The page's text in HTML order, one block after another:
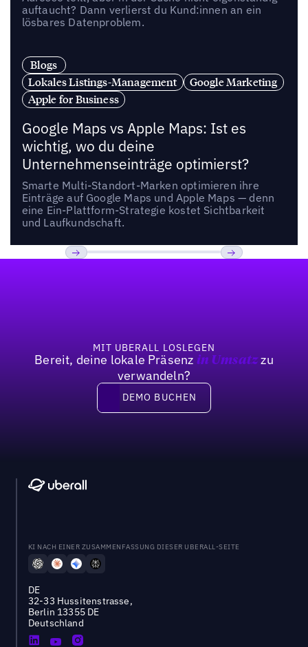
auftaucht? Dann verlierst du Kund:innen an ein
lösbares Datenproblem.
Blogs
Lokales Listings-Management
Google Marketing
Apple for Business
Google Maps vs Apple Maps: Ist es
wichtig, wo du deine
Unternehmenseinträge optimierst?
Smarte Multi-Standort-Marken optimieren ihre
Einträge auf Google Maps und Apple Maps — denn
eine Ein-Plattform-Strategie kostet Sichtbarkeit
und Laufkundschaft.
MIT UBERALL LOSLEGEN
Bereit, deine lokale Präsenz in Umsatzzu
verwandeln?
DEMO BUCHEN
DEMO BUCHEN
KI NACH EINER ZUSAMMENFASSUNG DIESER UBERALL-SEITE
DE
32-33 Hussitenstrasse,
Berlin 13355 DE
Deutschland